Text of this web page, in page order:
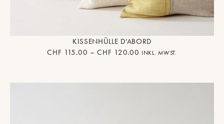
KISSENHÜLLE D’ABORD
CHF 115.00 – CHF 120.00 INKL. MWST.